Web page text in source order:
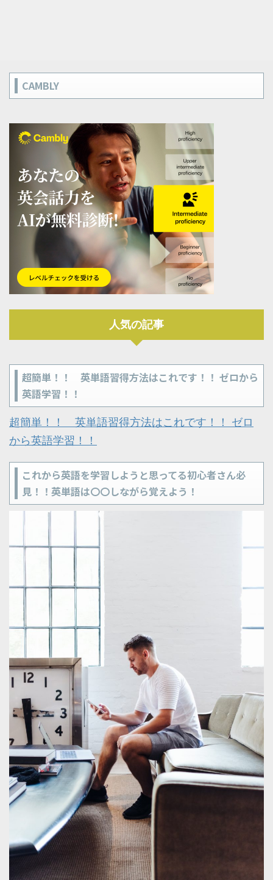
CAMBLY
人気の記事
超簡単！！ 英単語習得方法はこれです！！ ゼロから
英語学習！！
超簡単！！ 英単語習得方法はこれです！！ ゼロ
から英語学習！！
これから英語を学習しようと思ってる初心者さん必
見！！英単語は〇〇しながら覚えよう！